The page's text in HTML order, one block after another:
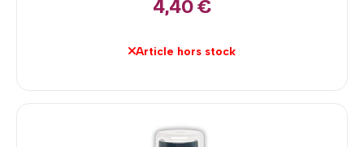
4,40€
Article hors stock